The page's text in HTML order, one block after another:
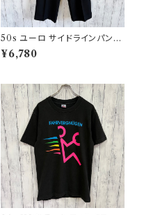
50s ユーロ サイドラインパンツ
ウールパンツ ワイドスラックドレ
スパンツ
¥6,780